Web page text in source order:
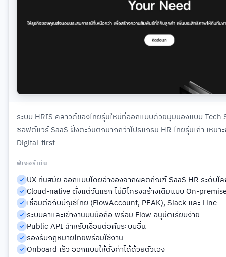
ระบบ HRIS คลาวด์ของไทยรุ่นใหม่ที่ออกแบบด้วยมุมมองแบบ Tech
ซอฟต์แวร์ SaaS ฝั่งตะวันตกมากกว่าโปรแกรม HR ไทยรุ่นเก่า เหม
Digital-first
ฟีเจอร์เด่น
UX ทันสมัย ออกแบบโดยอ้างอิงจากผลิตภัณฑ์ SaaS HR ระดับโ
Cloud-native ตั้งแต่วันแรก ไม่มีโครงสร้างเดิมแบบ On-
เชื่อมต่อกับบัญชีไทย (FlowAccount, PEAK), Slack และ Line
ระบบลาและเข้างานบนมือถือ พร้อม Flow อนุมัติเรียบง่าย
Public API สำหรับเชื่อมต่อกับระบบอื่น
รองรับกฎหมายไทยพร้อมใช้งาน
Onboard เร็ว ออกแบบให้ตั้งค่าได้ด้วยตัวเอง